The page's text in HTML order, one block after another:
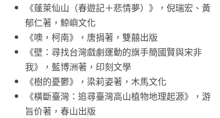
《蓬萊仙山（春遊記＋悲情夢）》，倪瑞宏、黃
郁仁著，鯨嶼文化
《噢，柯南》，唐捐著，雙囍出版
《壁：尋找台灣戲劇運動的旗手簡國賢與宋非
我》，藍博洲著，印刻文學
《樹的憂鬱》，梁莉姿著，木馬文化
《橫斷臺灣：追尋臺灣高山植物地理起源》，游
旨价著，春山出版